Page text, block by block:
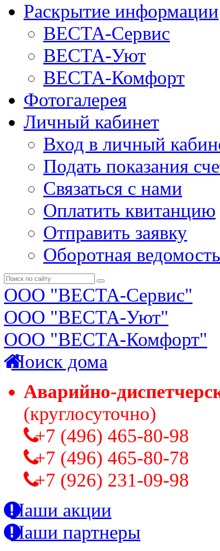
Раскрытие информации
ВЕСТА-Сервис
ВЕСТА-Уют
ВЕСТА-Комфорт
Фотогалерея
Личный кабинет
Вход в личный
Подать показания
Связаться с нами
Оплатить квитанцию
Отправить заявку
Оборотная ведомость
ООО "ВЕСТА-Сервис"
ООО "ВЕСТА-Уют"
ООО "ВЕСТА-Комфорт"
Поиск дома
Аварийно-
(круглосуточно)
+7 (496) 465-80-98
+7 (496) 465-80-78
+7 (926) 231-09-98
Наши акции
Наши партнеры